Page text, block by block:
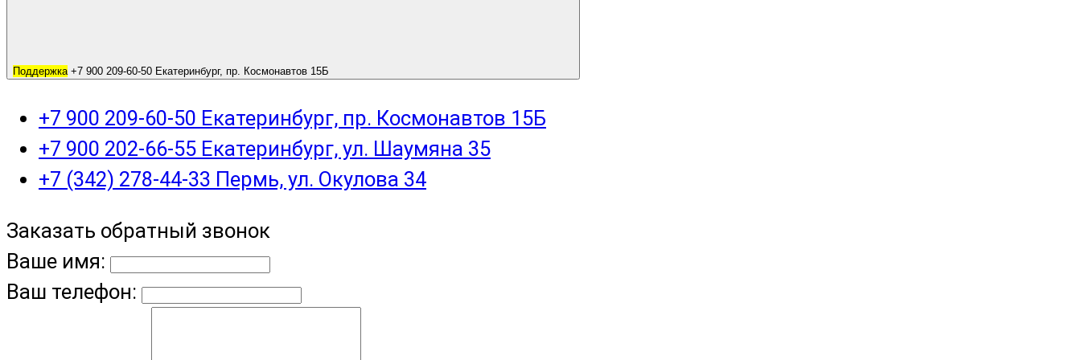
Поддержка +7 900 209-60-50 Екатеринбург, пр. Космонавтов 15Б
+7 900 209-60-50 Екатеринбург, пр. Космонавтов 15Б
+7 900 202-66-55 Екатеринбург, ул. Шаумяна 35
+7 (342) 278-44-33 Пермь, ул. Окулова 34
Заказать обратный звонок
Ваше имя:
Ваш телефон: